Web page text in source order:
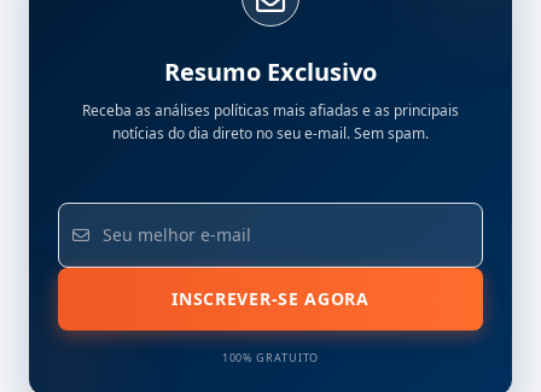
Resumo Exclusivo
Receba as análises políticas mais afiadas e as principais
notícias do dia direto no seu e-mail. Sem spam.
INSCREVER-SE AGORA
100% GRATUITO